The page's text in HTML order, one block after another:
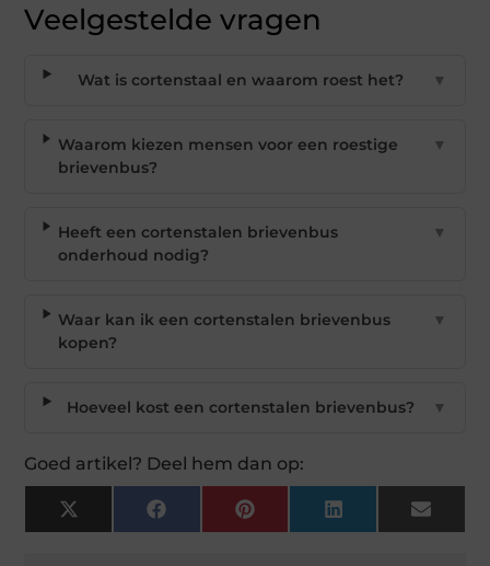
Veelgestelde vragen
Wat is cortenstaal en waarom roest het? ▼
Waarom kiezen mensen voor een roestige
brievenbus?
▼
Heeft een cortenstalen brievenbus
onderhoud nodig?
▼
Waar kan ik een cortenstalen brievenbus
kopen?
▼
Hoeveel kost een cortenstalen brievenbus? ▼
Goed artikel? Deel hem dan op:
X
(Twitter)
Facebook Pinterest LinkedIn Email